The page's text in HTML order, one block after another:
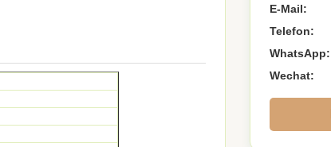
E-Mail:
Telefon:
WhatsApp:
Wechat: